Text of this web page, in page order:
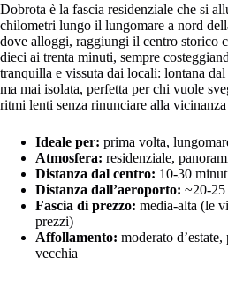
Dobrota è la fascia residenziale che si
chilometri lungo il lungomare a nord
dove alloggi, raggiungi il centro storico
dieci ai trenta minuti, sempre
tranquilla e vissuta dai locali: lontana
ma mai isolata, perfetta per chi vuole
ritmi lenti senza rinunciare alla
Ideale per: prima volta,
Atmosfera: residenziale,
Distanza dal centro: 10-30
Distanza dall’aeroporto: ~20-
Fascia di prezzo: media-alta (le
prezzi)
Affollamento: moderato
vecchia